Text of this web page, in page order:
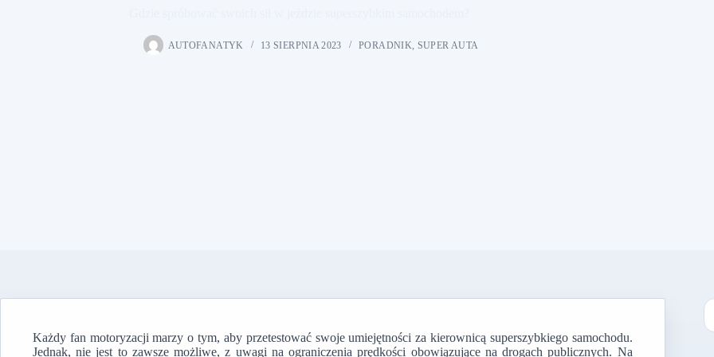
AUTOFANATYK 13 SIERPNIA 2023 PORADNIK SUPER AUTA
Każdy fan motoryzacji marzy o tym, aby przetestować swoje umiejętności za kierownicą superszybkiego samochodu.
Jednak, nie jest to zawsze możliwe, z uwagi na ograniczenia prędkości obowiązujące na drogach publicznych. Na